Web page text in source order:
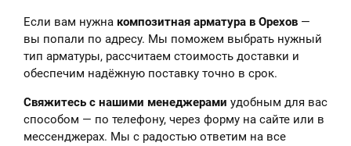
Если вам нужна композитная арматура в Орехов —
вы попали по адресу. Мы поможем выбрать нужный
тип арматуры, рассчитаем стоимость доставки и
обеспечим надёжную поставку точно в срок.
Свяжитесь с нашими менеджерами удобным для вас
способом — по телефону, через форму на сайте или в
мессенджерах. Мы с радостью ответим на все